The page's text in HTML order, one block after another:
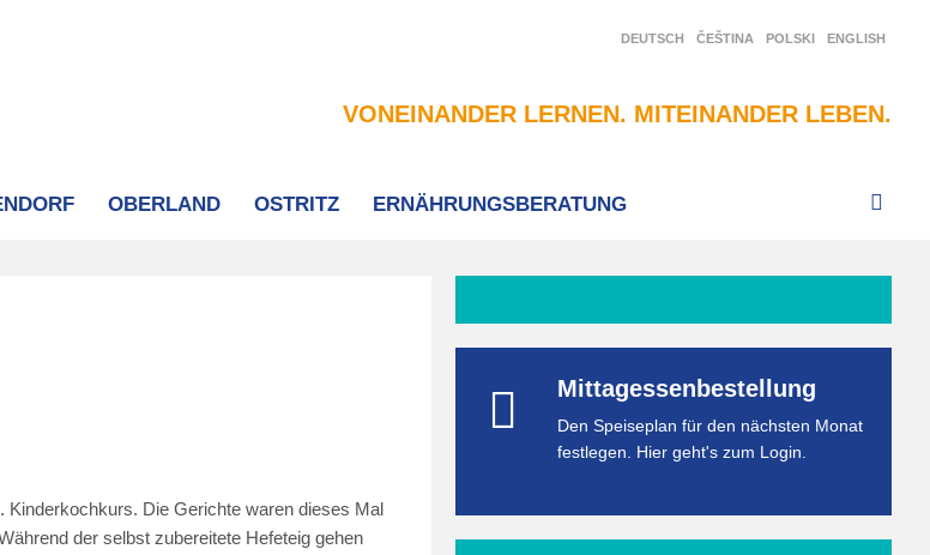
DEUTSCH ČEŠTINA POLSKI ENGLISH
VONEINANDER LERNEN. MITEINANDER LEBEN.
OBERLAND OSTRITZ ERNÄHRUNGSBERATUNG
Kinderkochkurs. Die Gerichte waren dieses Mal
der selbst zubereitete Hefeteig gehen
Mittagessenbestellung
Den Speiseplan für den nächsten Monat
festlegen. Hier geht's zum Login.